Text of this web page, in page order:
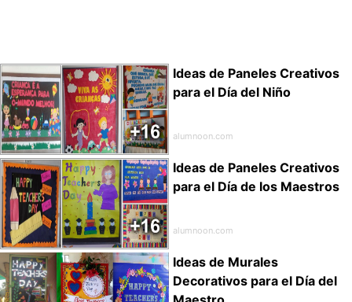
Ideas de Paneles Creativos
para el Día del Niño
alumnoon.com
Ideas de Paneles Creativos
para el Día de los Maestros
alumnoon.com
Ideas de Murales
Decorativos para el Día del